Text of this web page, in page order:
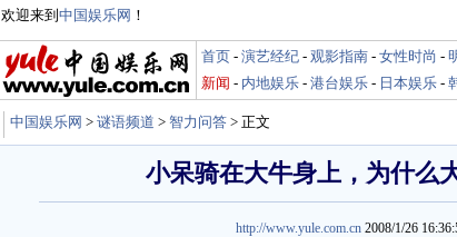
欢迎来到 中国娱乐网 ！
首页 - 演艺经纪 - 观影指南 - 女性时尚 -
新闻 - 内地娱乐 - 港台娱乐 - 日本娱乐 -
中国娱乐网 > 谜语频道 > 智力问答 > 正文
小呆骑在大牛身上，为什么
http://www.yule.com.cn 2008/1/26